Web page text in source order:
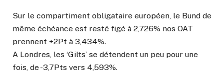
Sur le compartiment obligataire européen, le Bund de
même échéance est resté figé à 2,726% nos OAT
prennent +2Pt à 3,434%.
A Londres, les ‘Gilts’ se détendent un peu pour une
fois, de -3,7Pts vers 4,593%.